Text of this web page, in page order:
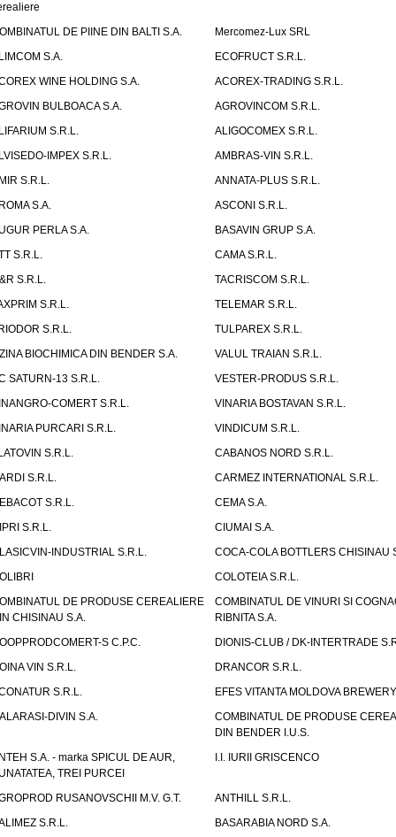
DE PIINE DIN BALTI S.A.
Mercomez-Lux SRL
S.A.
ECOFRUCT S.R.L.
WINE HOLDING S.A.
ACOREX-TRADING S.R.L.
BULBOACA S.A.
AGROVINCOM S.R.L.
S.R.L.
ALIGOCOMEX S.R.L.
IMPEX S.R.L.
AMBRAS-VIN S.R.L.
S.R.L.
ANNATA-PLUS S.R.L.
S.A.
ASCONI S.R.L.
PERLA S.A.
BASAVIN GRUP S.A.
S.R.L.
CAMA S.R.L.
S.R.L.
TACRISCOM S.R.L.
S.R.L.
TELEMAR S.R.L.
S.R.L.
TULPAREX S.R.L.
BIOCHIMICA DIN BENDER S.A.
VALUL TRAIAN S.R.L.
SATURN-13 S.R.L.
VESTER-PRODUS S.R.L.
COMERT S.R.L.
VINARIA BOSTAVAN S.R.L.
PURCARI S.R.L.
VINDICUM S.R.L.
S.R.L.
CABANOS NORD S.R.L.
S.R.L.
CARMEZ INTERNATIONAL S.R.L.
S.R.L.
CEMA S.A.
S.R.L.
CIUMAI S.A.
INDUSTRIAL S.R.L.
COCA-COLA BOTTLERS CHISINAU
COLOTEIA S.R.L.
DE PRODUSE CEREALIERE
CHISINAU S.A.
COMBINATUL DE VINURI SI
RIBNITA S.A.
S C.P.C.
DIONIS-CLUB / DK-INTERTRADE
VIN S.R.L.
DRANCOR S.R.L.
S.R.L.
EFES VITANTA MOLDOVA
DIVIN S.A.
COMBINATUL DE PRODUSE
DIN BENDER I.U.S.
S.A. - marka SPICUL DE AUR,
TREI PURCEI
I.I. IURII GRISCENCO
RUSANOVSCHII M.V. G.T.
ANTHILL S.R.L.
S.R.L.
BASARABIA NORD S.A.